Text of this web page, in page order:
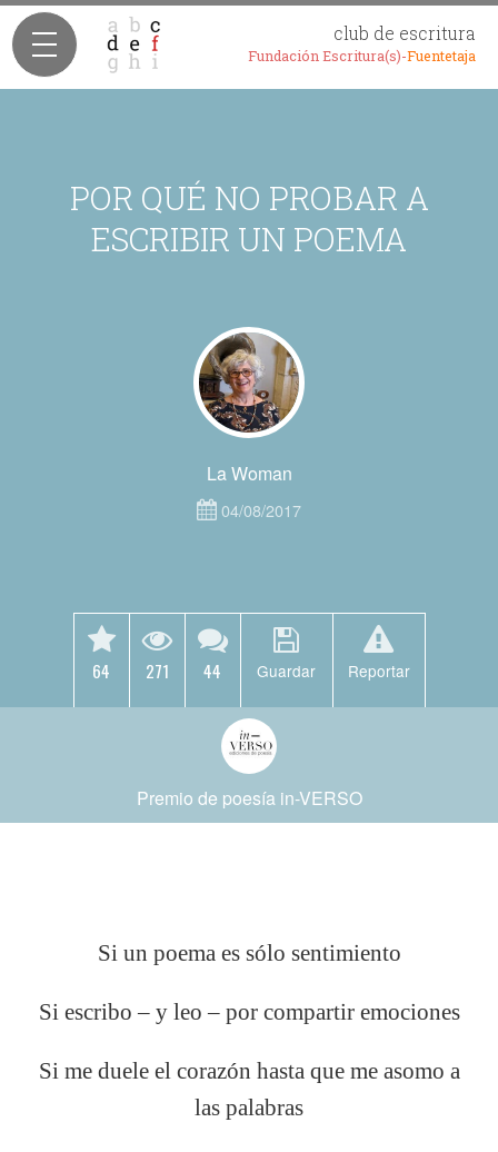
club de escritura
Fundación Escritura(s)-Fuentetaja
POR QUÉ NO PROBAR A
ESCRIBIR UN POEMA
La Woman
04/08/2017
64 271 44 Guardar Reportar
Premio de poesía in-VERSO
Si un poema es sólo sentimiento
Si escribo – y leo – por compartir emociones
Si me duele el corazón hasta que me asomo a
las palabras